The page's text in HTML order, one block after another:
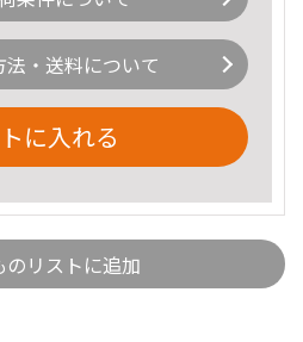
法・送料について
に入れる
のリストに追加